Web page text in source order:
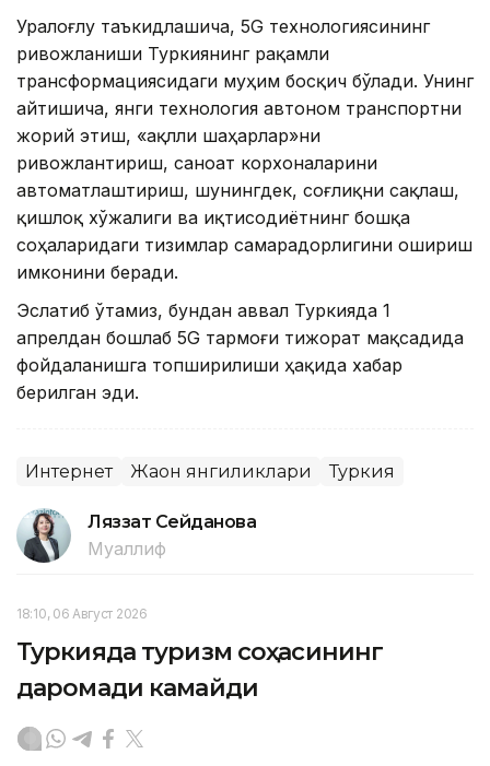
Уралоғлу таъкидлашича, 5G технологиясининг
ривожланиши Туркиянинг рақамли
трансформациясидаги муҳим босқич бўлади. Унинг
айтишича, янги технология автоном транспортни
жорий этиш, «ақлли шаҳарлар»ни
ривожлантириш, саноат корхоналарини
автоматлаштириш, шунингдек, соғлиқни сақлаш,
қишлоқ хўжалиги ва иқтисодиётнинг бошқа
соҳаларидаги тизимлар самарадорлигини ошириш
имконини беради.
Эслатиб ўтамиз, бундан аввал Туркияда 1
апрелдан бошлаб 5G тармоғи тижорат мақсадида
фойдаланишга топширилиши ҳақида хабар
берилган эди.
Интернет Жаҳон янгиликлари Туркия
Ляззат Сейданова
Муаллиф
18:10, 06 Август 2026
Туркияда туризм соҳасининг
даромади камайди